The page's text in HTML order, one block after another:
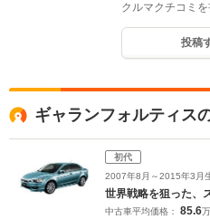
クルマクチコミを
投稿
ギャランフォルティス
初代
2007年8月～2015年3月
世界戦略を狙った、
中古車平均価格： 85.6